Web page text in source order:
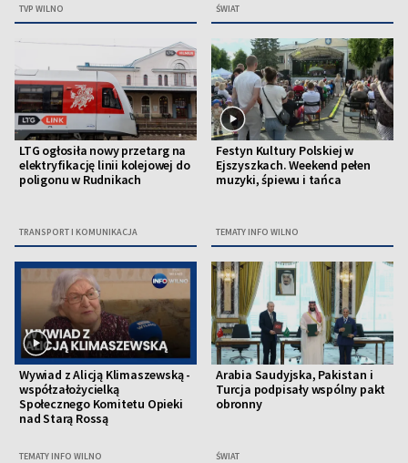
TVP WILNO ŚWIAT
LTG ogłosiła nowy przetarg na
elektryfikację linii kolejowej do
poligonu w Rudnikach
TRANSPORT I KOMUNIKACJA
Festyn Kultury Polskiej w
Ejszyszkach. Weekend pełen
muzyki, śpiewu i tańca
TEMATY INFO WILNO
Wywiad z Alicją Klimaszewską -
współzałożycielką
Społecznego Komitetu Opieki
nad Starą Rossą
TEMATY INFO WILNO
Arabia Saudyjska, Pakistan i
Turcja podpisały wspólny pakt
obronny
ŚWIAT